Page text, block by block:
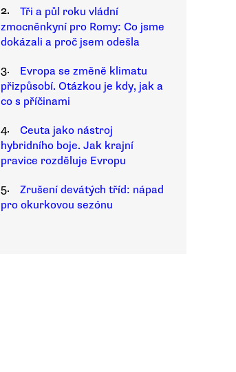
2.
Tři a půl roku vládní
zmocněnkyní pro Romy: Co jsme
dokázali a proč jsem odešla
3.
Evropa se změně klimatu
přizpůsobí. Otázkou je kdy, jak a
co s příčinami
4.
Ceuta jako nástroj
hybridního boje. Jak krajní
pravice rozděluje Evropu
5.
Zrušení devátých tříd: nápad
pro okurkovou sezónu